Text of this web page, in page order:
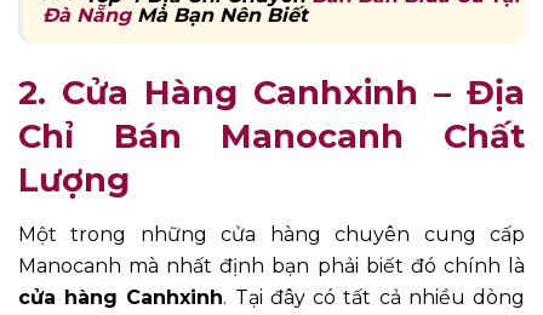
Đà NẵngMà Bạn Nên Biết
2. Cửa Hàng Canhxinh – Địa
Chỉ Bán Manocanh Chất
Lượng
Một trong những cửa hàng chuyên cung cấp
Manocanh mà nhất định bạn phải biết đó chính là
cửa hàng Canhxinh. Tại đây có tất cả nhiều dòng